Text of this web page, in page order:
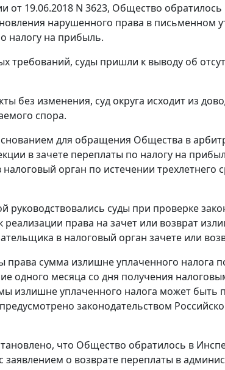
от 19.06.2018 N 3623, Общество
нарушенного права в письменном
налогу на прибыль.
требований, суды пришли к выводу об
без изменения, суд округа исходит из
спора.
для обращения Общества в
в зачете переплаты по налогу на
орган по истечении трехлетнего
руководствовались суды при проверке
права на зачет или возврат
в налоговый орган зачете или
сумма излишне уплаченного налога
одного месяца со дня получения
излишне уплаченного налога может быть
законодательством
что Общество обратилось в
о возврате переплаты в